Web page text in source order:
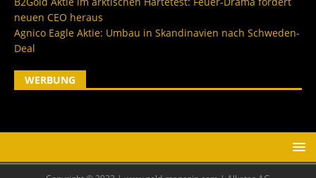
neuen CEO heraus
Agnico Eagle Aktie: Umbau in Skandinavien nach Schweden-
Deal
WERBUNG